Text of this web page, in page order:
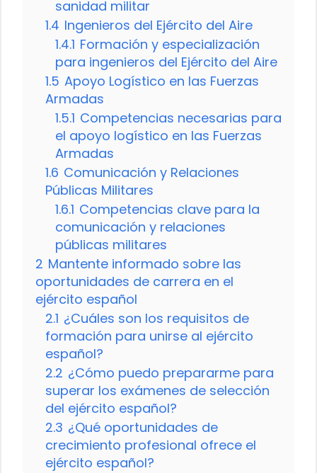
sanidad militar
1.4 Ingenieros del Ejército del Aire
1.4.1 Formación y especialización
para ingenieros del Ejército del Aire
1.5 Apoyo Logístico en las Fuerzas
Armadas
1.5.1 Competencias necesarias para
el apoyo logístico en las Fuerzas
Armadas
1.6 Comunicación y Relaciones
Públicas Militares
1.6.1 Competencias clave para la
comunicación y relaciones
públicas militares
2 Mantente informado sobre las
oportunidades de carrera en el
ejército español
2.1 ¿Cuáles son los requisitos de
formación para unirse al ejército
español?
2.2 ¿Cómo puedo prepararme para
superar los exámenes de selección
del ejército español?
2.3 ¿Qué oportunidades de
crecimiento profesional ofrece el
ejército español?